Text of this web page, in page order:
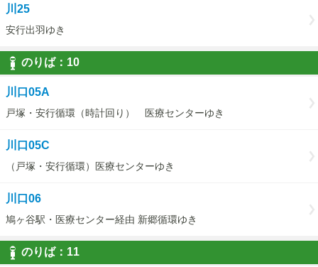
川25
安行出羽ゆき
のりば： 10
10
川口05A
戸塚・安行循環（時計回り） 医療センターゆき
川口05C
（戸塚・安行循環）医療センターゆき
川口06
鳩ヶ谷駅・医療センター経由 新郷循環ゆき
のりば： 11